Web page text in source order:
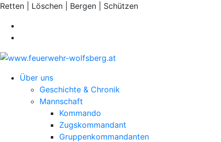
Retten | Löschen | Bergen | Schützen
Über uns
Geschichte & Chronik
Mannschaft
Kommando
Zugskommandant
Gruppenkommandanten